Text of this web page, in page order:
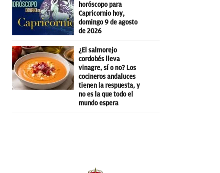
horóscopo para
Capricornio hoy,
domingo 9 de agosto
de 2026
¿El salmorejo
cordobés lleva
vinagre, sí o no? Los
cocineros andaluces
tienen la respuesta, y
no es la que todo el
mundo espera